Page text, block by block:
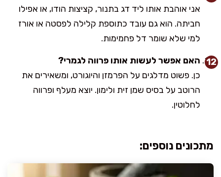
אני אוהבת אותו ליד דג בתנור, קציצות הודו, או אפילו
חביתה. הוא גם עובד כתוספת קלילה לפסטה או אורז
למי שלא שומר דל פחמימות.
האם אפשר לעשות אותו פרווה לגמרי?
כן. פשוט מדלגים על הפרמזן והיוגורט, ומשאירים את
הרוטב על בסיס שמן זית ולימון. יוצא מעלף ופרווה
לחלוטין.
מתכונים נוספים: